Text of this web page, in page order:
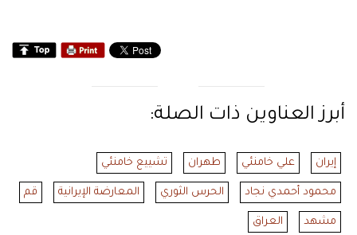
أبرز العناوين ذات الصلة:
إيران علي خامنئي طهران تشييع خامنئي
محمود أحمدي نجاد الحرس الثوري المعارضة الإيرانية قم
مشهد العراق